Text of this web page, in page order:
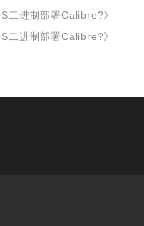
二进制部署Calibre?》
二进制部署Calibre?》